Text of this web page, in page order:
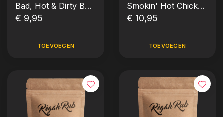
Bad, Hot & Dirty Box
(3x 45g)
€ 9,95
TOEVOEGEN
Smokin' Hot Chicks
(Large 300g)
€ 10,95
TOEVOEGEN